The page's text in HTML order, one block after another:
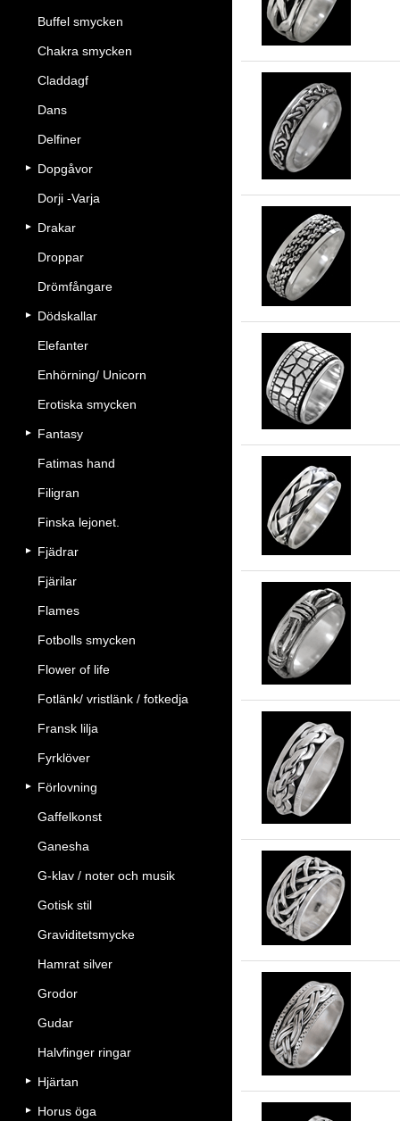
Buffel smycken
Chakra smycken
Claddagf
Dans
Delfiner
Dopgåvor
Dorji -Varja
Drakar
Droppar
Drömfångare
Dödskallar
Elefanter
Enhörning/ Unicorn
Erotiska smycken
Fantasy
Fatimas hand
Filigran
Finska lejonet.
Fjädrar
Fjärilar
Flames
Fotbolls smycken
Flower of life
Fotlänk/ vristlänk / fotkedja
Fransk lilja
Fyrklöver
Förlovning
Gaffelkonst
Ganesha
G-klav / noter och musik
Gotisk stil
Graviditetsmycke
Hamrat silver
Grodor
Gudar
Halvfinger ringar
Hjärtan
Horus öga